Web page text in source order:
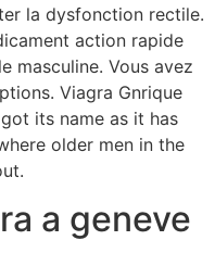
la dysfonction rectile.
action rapide
masculine. Vous avez
Viagra Gnrique
its name as it has
older men in the
a geneve